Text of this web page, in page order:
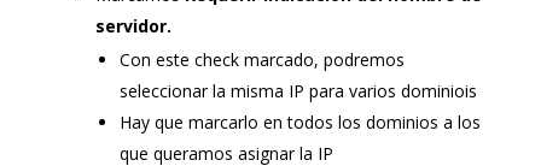
servidor.
Con este check marcado, podremos
seleccionar la misma IP para varios dominiois
Hay que marcarlo en todos los dominios a los
que queramos asignar la IP